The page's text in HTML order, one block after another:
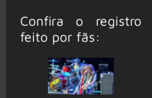
Confira o registro
feito por fãs: